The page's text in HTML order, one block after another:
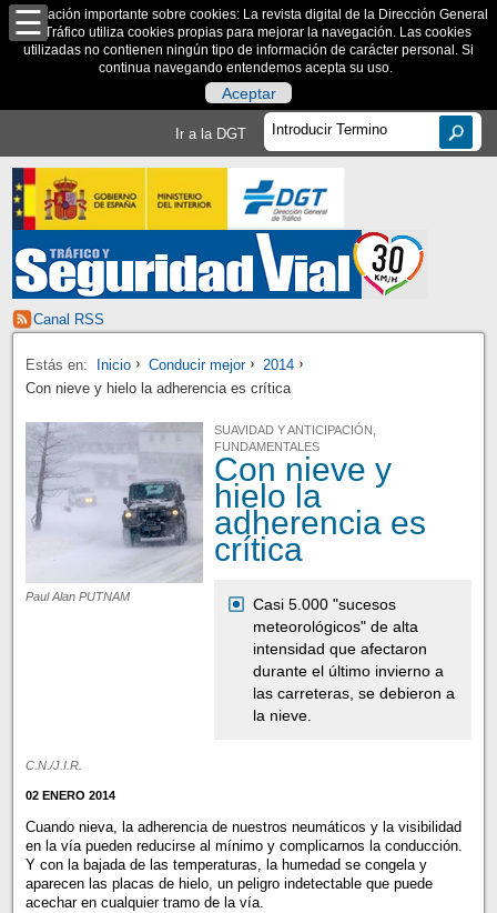
Información importante sobre cookies: La revista digital de la Dirección General
de Tráfico utiliza cookies propias para mejorar la navegación. Las cookies
utilizadas no contienen ningún tipo de información de carácter personal. Si
continua navegando entendemos acepta su uso.
Aceptar
Ir a la DGT
Canal RSS
Estás en: Inicio Conducir mejor
2014
Con nieve y hielo la adherencia es crítica
Paul Alan PUTNAM
SUAVIDAD Y ANTICIPACIÓN,
FUNDAMENTALES
Con nieve y
hielo la
adherencia es
crítica
Casi 5.000 "sucesos
meteorológicos" de alta
intensidad que afectaron
durante el último invierno a
las carreteras, se debieron a
la nieve.
C.N./J.I.R.
02 ENERO 2014
Cuando nieva, la adherencia de nuestros neumáticos y la visibilidad
en la vía pueden reducirse al mínimo y complicarnos la conducción.
Y con la bajada de las temperaturas, la humedad se congela y
aparecen las placas de hielo, un peligro indetectable que puede
acechar en cualquier tramo de la vía.